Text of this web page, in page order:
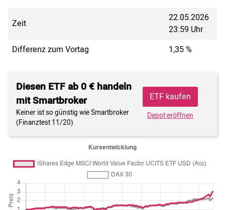
Zeit
22.05.2026
23:59 Uhr
Differenz zum Vortag
1,35 %
Diesen ETF ab 0 € handeln
mit Smartbroker
Keiner ist so günstig wie Smartbroker
(Finanztest 11/20)
ETF kaufen
Depot eröffnen